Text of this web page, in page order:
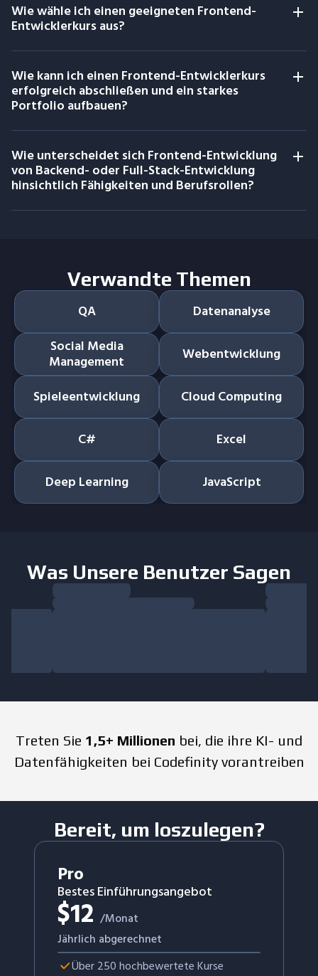
Wie wähle ich einen geeigneten Frontend-
Entwicklerkurs aus?
Wie kann ich einen Frontend-Entwicklerkurs
erfolgreich abschließen und ein starkes
Portfolio aufbauen?
Wie unterscheidet sich Frontend-Entwicklung
von Backend- oder Full-Stack-Entwicklung
hinsichtlich Fähigkeiten und Berufsrollen?
Verwandte Themen
QA
Datenanalyse
Social Media
Management Webentwicklung
Spieleentwicklung Cloud Computing
C# Excel
Deep Learning JavaScript
Was Unsere Benutzer Sagen
Treten Sie 1,5+ Millionen bei, die ihre KI- und
Datenfähigkeiten bei Codefinity vorantreiben
Bereit, um loszulegen?
Pro
Bestes Einführungsangebot
$12 /Monat
Jährlich abgerechnet
Über 250 hochbewertete Kurse